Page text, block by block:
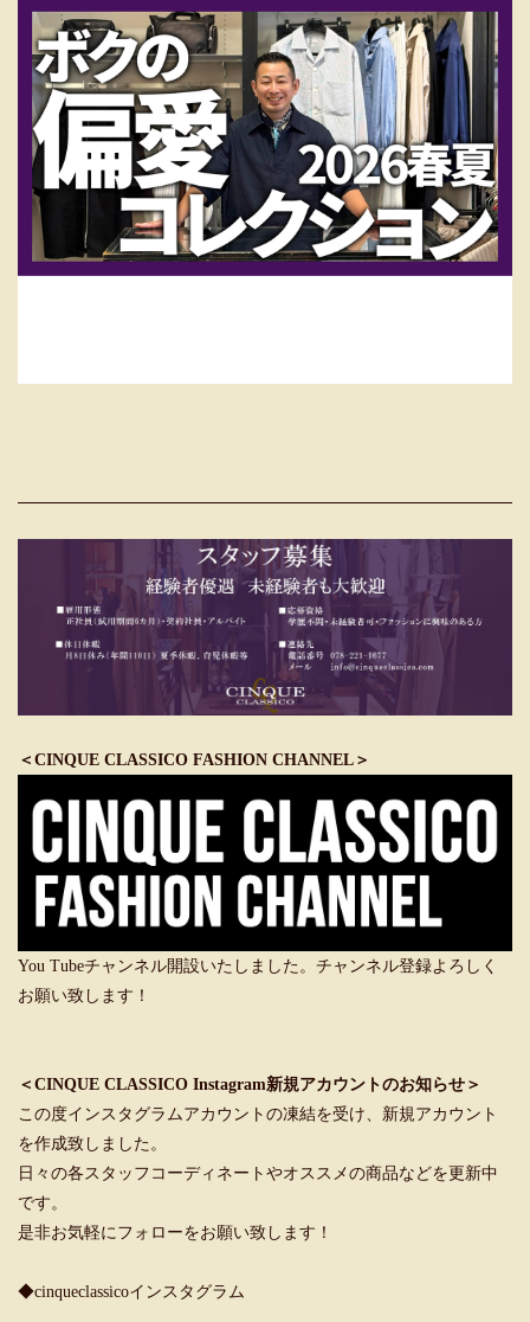
＜CINQUE CLASSICO FASHION CHANNEL＞
You Tubeチャンネル開設いたしました。チャンネル登録よろしく
お願い致します！
＜CINQUE CLASSICO Instagram新規アカウントのお知らせ＞
この度インスタグラムアカウントの凍結を受け、新規アカウント
を作成致しました。
日々の各スタッフコーディネートやオススメの商品などを更新中
です。
是非お気軽にフォローをお願い致します！
◆cinqueclassicoインスタグラム